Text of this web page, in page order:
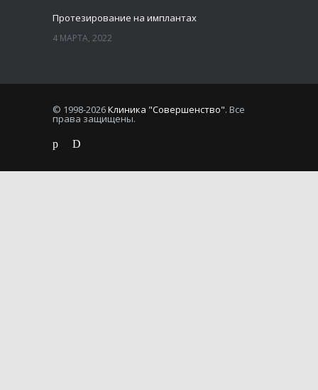
Протезирование на имплантах
4 МАРТА, 2022
© 1998-2026Клиника "Совершенство". Все
права защищены.